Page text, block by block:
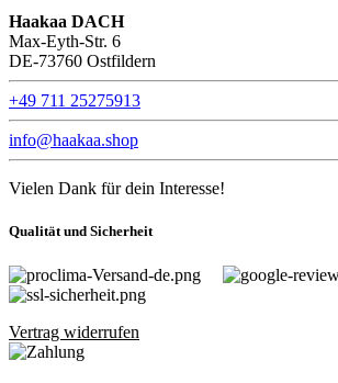
Haakaa DACH
Max-Eyth-Str. 6
DE-73760 Ostfildern
+49 711 25275913
info@haakaa.shop
Vielen Dank für dein Interesse!
Qualität und Sicherheit
Vertrag widerrufen